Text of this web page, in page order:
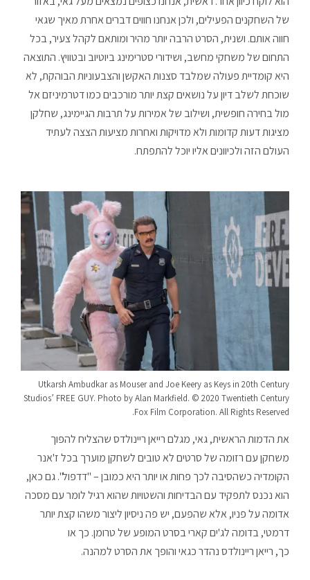
של השחקנים הפעילים, ולכן אנחנו חווים דברים אחרת מאיך שגאי
חווה אותם. ושנית, הסרט הרבה יותר מהיר ומותאם לקהל צעיר, בכל
התחום של משחקי מחשב, ושידורי סטרימינג ביוטיוב ובטוויץ. התוצאה
היא קומדיית פעולה שמלבד סצנות האקשן והצבעוניות הבוהקת, לא
שוכחת לשלב דיון על נושאים קצת יותר מורכבים כמו דטרמיניזם אל
מול בחירה חופשית, ושילוב של אמירות על תרבות הגיימינג, שחלקן
מציגות דעות קדומות ולא מדויקות ואחרות מציעות הצצה לעתיד
העולם הזה ולכיוונים אליו יוכל להתפתח.
Utkarsh Ambudkar as Mouser and Joe Keery as Keys in 20th Century
Studios’ FREE GUY. Photo by Alan Markfield. © 2020 Twentieth Century
Fox Film Corporation. All Rights Reserved.
את הדמות הראשית, גאי, מגלם רייאן ריינולדס שהצליח להפוך
משחקן עם רזומה של סרטים לא טובים לשחקן מוערך בכל ז'אנר
הקומדיה כשהסיבה לכך פחות או יותר היא כמובן – "דדפול". גם כאן,
הוא נכנס לתפקיד עם הבדיחות והשטויות שהוא רגיל לומר עם מסכה
אדומה על פניו, אלא שהפעם, יש פה ניסיון ליצור משהו קצת יותר
דרמטי, בדומה לג'ים קארי בסרט המופע של טרומן. כך או
כך, רייאן ריינולדס נהדר כגאי והופך את הסרט למהנה.